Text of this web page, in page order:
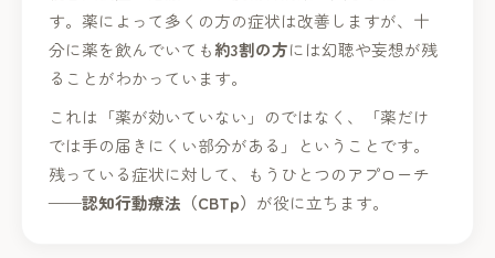
す。薬によって多くの方の症状は改善しますが、十
分に薬を飲んでいても約3割の方には幻聴や妄想が残
ることがわかっています。
これは「薬が効いていない」のではなく、「薬だけ
では手の届きにくい部分がある」ということです。
残っている症状に対して、もうひとつのアプローチ
——認知行動療法（CBTp） が役に立ちます。